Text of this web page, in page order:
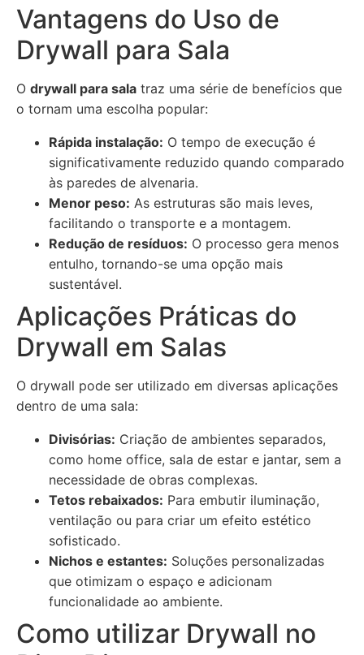
Vantagens do Uso de
Drywall para Sala
O drywall para sala traz uma série de benefícios que
o tornam uma escolha popular:
Rápida instalação: O tempo de execução é
significativamente reduzido quando comparado
às paredes de alvenaria.
Menor peso: As estruturas são mais leves,
facilitando o transporte e a montagem.
Redução de resíduos: O processo gera menos
entulho, tornando-se uma opção mais
sustentável.
Aplicações Práticas do
Drywall em Salas
O drywall pode ser utilizado em diversas aplicações
dentro de uma sala:
Divisórias: Criação de ambientes separados,
como home office, sala de estar e jantar, sem a
necessidade de obras complexas.
Tetos rebaixados: Para embutir iluminação,
ventilação ou para criar um efeito estético
sofisticado.
Nichos e estantes: Soluções personalizadas
que otimizam o espaço e adicionam
funcionalidade ao ambiente.
Como utilizar Drywall no